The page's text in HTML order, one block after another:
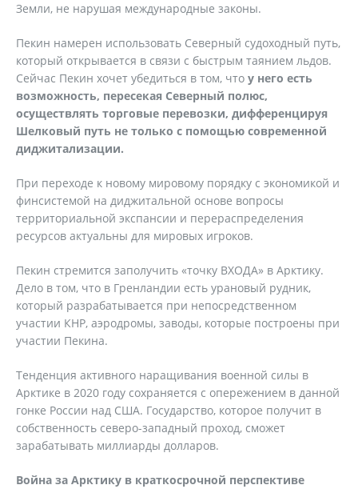
Земли, не нарушая международные законы.
Пекин намерен использовать Северный судоходный путь,
который открывается в связи с быстрым таянием льдов.
Сейчас Пекин хочет убедиться в том, что у него есть
возможность, пересекая Северный полюс,
осуществлять торговые перевозки, дифференцируя
Шелковый путь не только с помощью современной
диджитализации.
При переходе к новому мировому порядку с экономикой и
финсистемой на диджитальной основе вопросы
территориальной экспансии и перераспределения
ресурсов актуальны для мировых игроков.
Пекин стремится заполучить «точку ВХОДА» в Арктику.
Дело в том, что в Гренландии есть урановый рудник,
который разрабатывается при непосредственном
участии КНР, аэродромы, заводы, которые построены при
участии Пекина.
Тенденция активного наращивания военной силы в
Арктике в 2020 году сохраняется с опережением в данной
гонке России над США. Государство, которое получит в
собственность северо-западный проход, сможет
зарабатывать миллиарды долларов.
Война за Арктику в краткосрочной перспективе